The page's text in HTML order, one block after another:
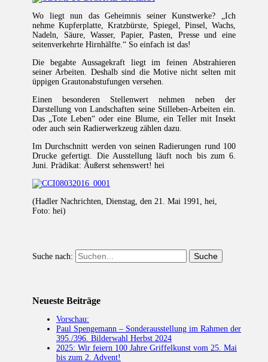
Wo liegt nun das Geheimnis seiner Kunstwerke? „Ich
nehme Kupferplatte, Kratzbürste, Spiegel, Pinsel, Wachs,
Nadeln, Säure, Wasser, Papier, Pasten, Presse und eine
seitenverkehrte Hirnhälfte.“ So einfach ist das!
Die begabte Aussagekraft liegt im feinen Abstrahieren
seiner Arbeiten. Deshalb sind die Motive nicht selten mit
üppigen Grautonabstufungen versehen.
Einen besonderen Stellenwert nehmen neben der
Darstellung von Landschaften seine Stilleben-Arbeiten ein.
Das „Tote Leben“ oder eine Blume, ein Teller mit Insekt
oder auch sein Radierwerkzeug zählen dazu.
Im Durchschnitt werden von seinen Radierungen rund 100
Drucke gefertigt. Die Ausstellung läuft noch bis zum 6.
Juni. Prädikat: Äußerst sehenswert! hei
(Hadler Nachrichten, Dienstag, den 21. Mai 1991, hei,
Foto: hei)
Suche nach:
Neueste Beiträge
Vorschau:
Paul Spengemann – Sonderausstellung im Rahmen der
395./396. Bilderwahl Herbst 2024
2025: Wir feiern 100 Jahre Griffelkunst vom 25. Mai
bis zum 2. Advent!